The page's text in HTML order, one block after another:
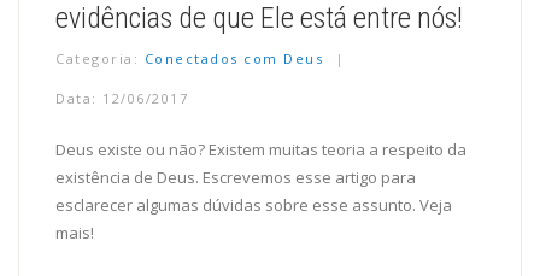
evidências de que Ele está entre nós!
Categoria: Conectados com Deus
Data: 12/06/2017
Deus existe ou não? Existem muitas teoria a respeito da
existência de Deus. Escrevemos esse artigo para
esclarecer algumas dúvidas sobre esse assunto. Veja
mais!